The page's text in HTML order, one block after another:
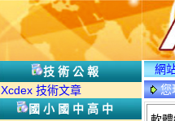
技術公報
Xcdex 技術文章
國小國中高中
網
您